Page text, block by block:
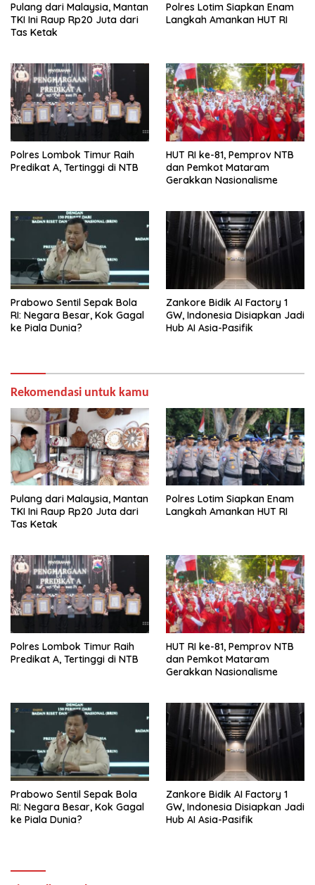
Pulang dari Malaysia, Mantan
TKI Ini Raup Rp20 Juta dari
Tas Ketak
Polres Lotim Siapkan Enam
Langkah Amankan HUT RI
Polres Lombok Timur Raih
Predikat A, Tertinggi di NTB
HUT RI ke-81, Pemprov NTB
dan Pemkot Mataram
Gerakkan Nasionalisme
Prabowo Sentil Sepak Bola
RI: Negara Besar, Kok Gagal
ke Piala Dunia?
Zankore Bidik AI Factory 1
GW, Indonesia Disiapkan Jadi
Hub AI Asia-Pasifik
Rekomendasi untuk kamu
Pulang dari Malaysia, Mantan
TKI Ini Raup Rp20 Juta dari
Tas Ketak
Polres Lotim Siapkan Enam
Langkah Amankan HUT RI
Polres Lombok Timur Raih
Predikat A, Tertinggi di NTB
HUT RI ke-81, Pemprov NTB
dan Pemkot Mataram
Gerakkan Nasionalisme
Prabowo Sentil Sepak Bola
RI: Negara Besar, Kok Gagal
ke Piala Dunia?
Zankore Bidik AI Factory 1
GW, Indonesia Disiapkan Jadi
Hub AI Asia-Pasifik